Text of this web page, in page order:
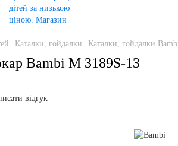
Каталки, гойдалки Каталки, гойдалки
Bambi M 3189S-13
відгук